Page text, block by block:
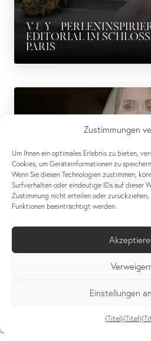
Zustimmungen
Um Ihnen ein optimales Erlebnis zu bieten,
Cookies, um Geräteinformationen zu
Wenn Sie diesen Technologien zustimmen,
Surfverhalten oder eindeutige IDs auf dieser
Zustimmung nicht erteilen oder
Funktionen beeinträchtigt werden.
Einstellungen
{Titel}{Titel}
V & Y //
EDITORIAL IM
PARIS
K & S // EINE MODERNE